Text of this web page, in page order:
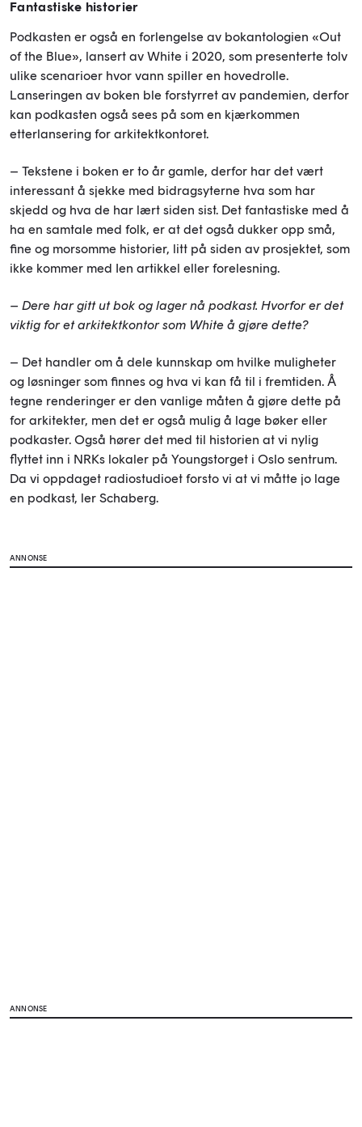
Fantastiske historier
Podkasten er også en forlengelse av bokantologien «Out
of the Blue», lansert av White i 2020, som presenterte tolv
ulike scenarioer hvor vann spiller en hovedrolle.
Lanseringen av boken ble forstyrret av pandemien, derfor
kan podkasten også sees på som en kjærkommen
etterlansering for arkitektkontoret.
– Tekstene i boken er to år gamle, derfor har det vært
interessant å sjekke med bidragsyterne hva som har
skjedd og hva de har lært siden sist. Det fantastiske med å
ha en samtale med folk, er at det også dukker opp små,
fine og morsomme historier, litt på siden av prosjektet, som
ikke kommer med Ien artikkel eller forelesning.
– Dere har gitt ut bok og lager nå podkast. Hvorfor er det
viktig for et arkitektkontor som White å gjøre dette?
– Det handler om å dele kunnskap om hvilke muligheter
og løsninger som finnes og hva vi kan få til i fremtiden. Å
tegne renderinger er den vanlige måten å gjøre dette på
for arkitekter, men det er også mulig å lage bøker eller
podkaster. Også hører det med til historien at vi nylig
flyttet inn i NRKs lokaler på Youngstorget i Oslo sentrum.
Da vi oppdaget radiostudioet forsto vi at vi måtte jo lage
en podkast, ler Schaberg.
ANNONSE
ANNONSE